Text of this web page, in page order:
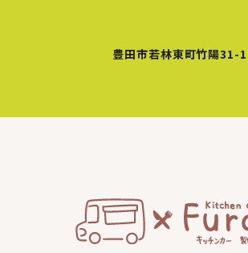
豊田市若林東町竹陽31-1